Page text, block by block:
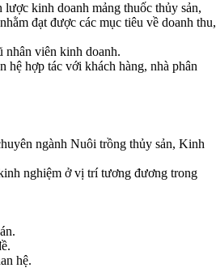
kinh doanh mảng thuốc thủy sản,
đạt được các mục tiêu về doanh thu,
nhân viên kinh doanh.
hệ hợp tác với khách hàng, nhà phân
ngành Nuôi trồng thủy sản, Kinh
nghiệm ở vị trí tương đương trong
hệ.